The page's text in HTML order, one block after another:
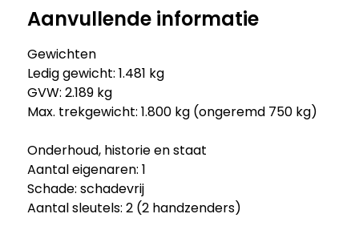
Aanvullende informatie
Gewichten
Ledig gewicht: 1.481 kg
GVW: 2.189 kg
Max. trekgewicht: 1.800 kg (ongeremd 750 kg)
Onderhoud, historie en staat
Aantal eigenaren: 1
Schade: schadevrij
Aantal sleutels: 2 (2 handzenders)